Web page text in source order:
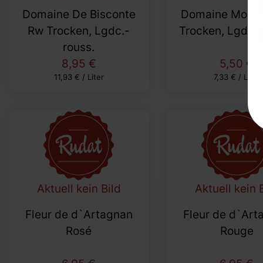
Domaine De Bisconte
Rw Trocken, Lgdc.-
rouss.
8,95 €
11,93 € / Liter
Domaine
Trocken, Lgdc.-
5,50 €
7,33 € / Liter
Aktuell kein Bild
Fleur de d`Artagnan
Rosé
Aktuell kein
Fleur de
Rouge